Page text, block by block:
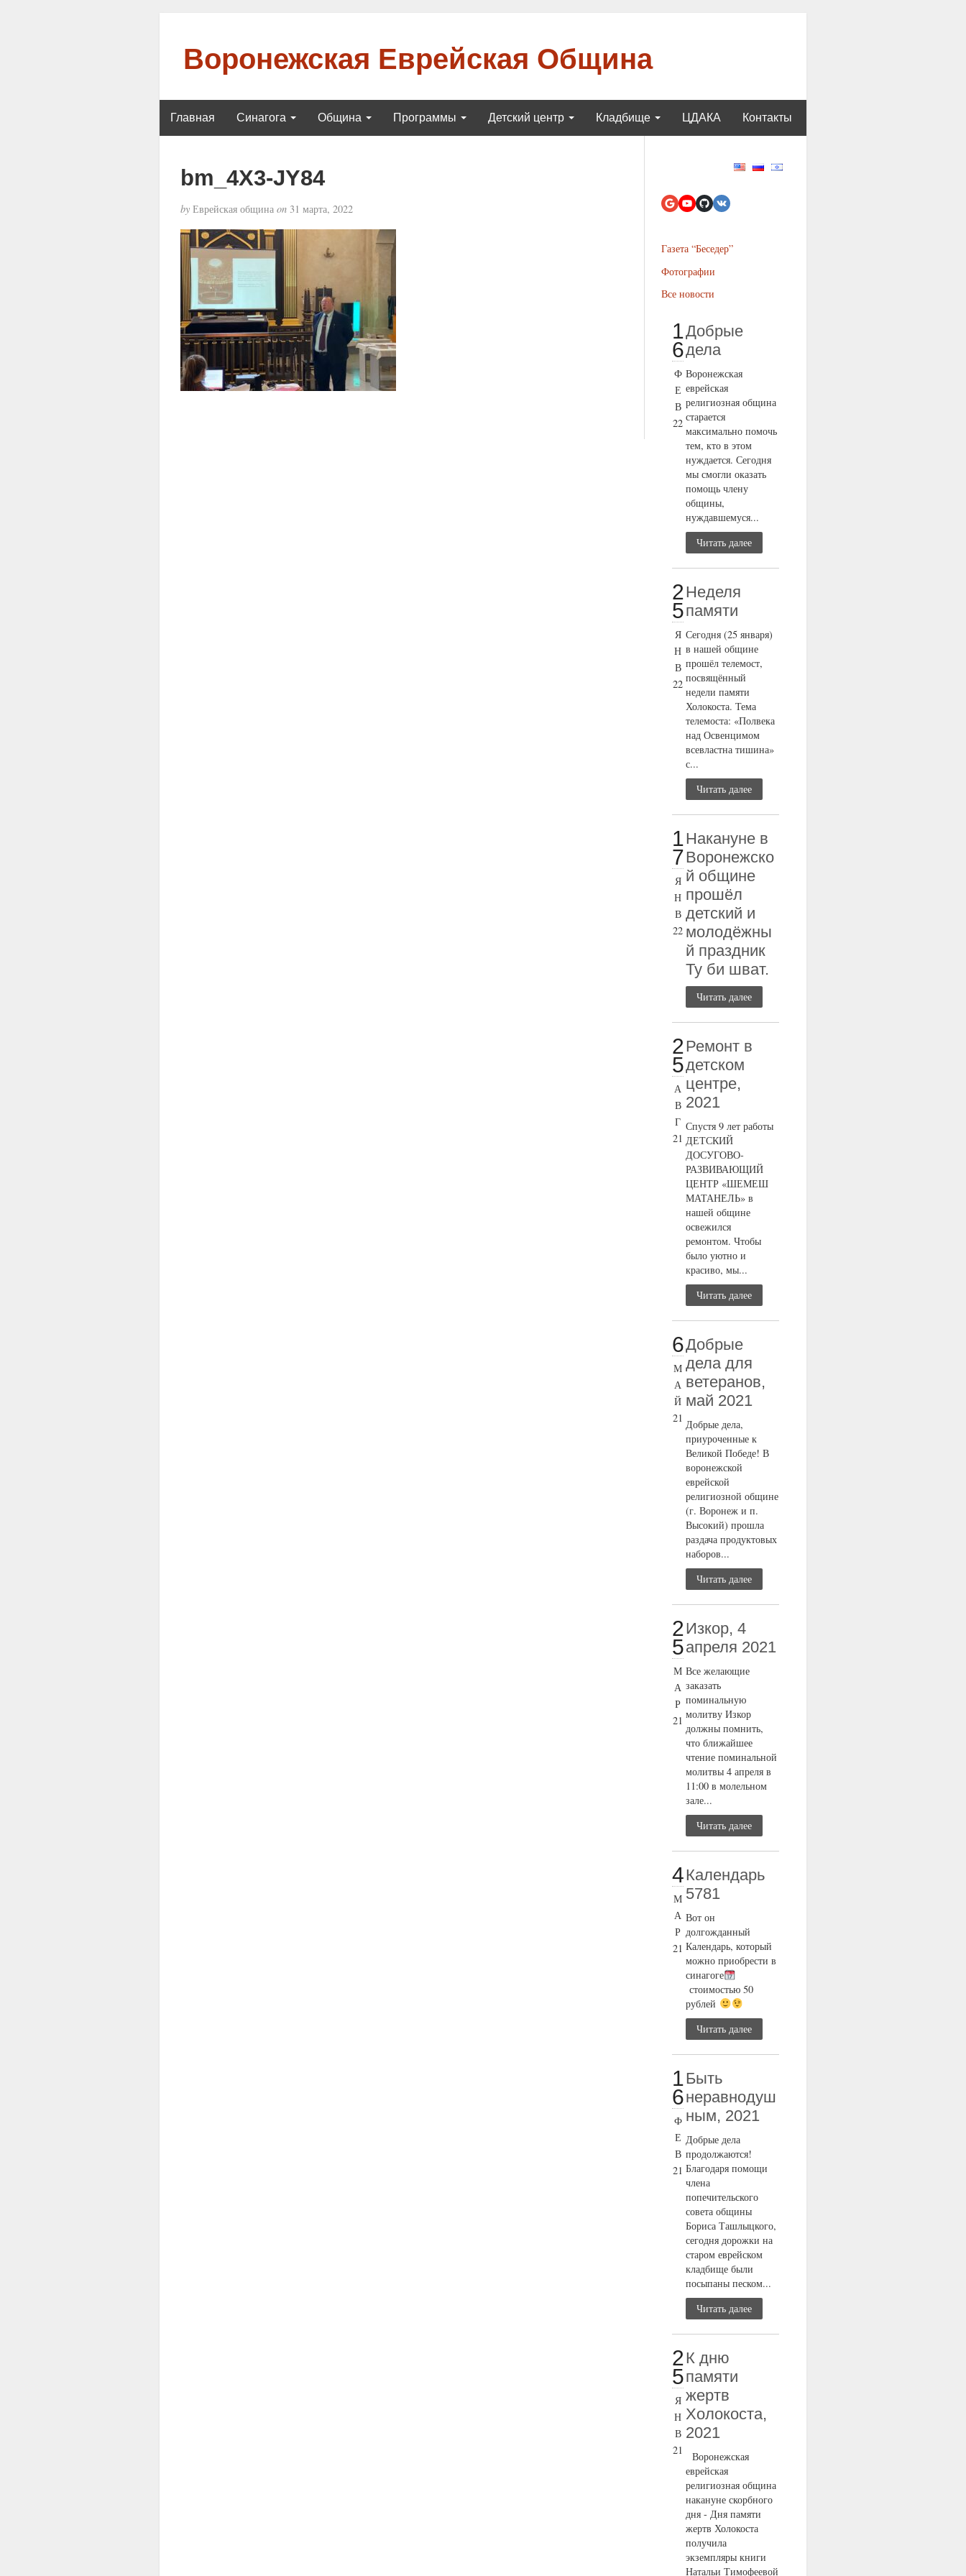
Воронежская Еврейская Община
Главная Синагога Община Программы Детский центр Кладбище ЦДАКА Контакты
bm_4X3-JY84
byЕврейская община on31 марта, 2022
Газета “Беседер”
Фотографии
Все новости
1
6
Ф
Е
В
22
Добрые
дела
Воронежская
еврейская
религиозная община
старается
максимально помочь
тем, кто в этом
нуждается. Сегодня
мы смогли оказать
помощь члену
общины,
нуждавшемуся...
Читать далее
2
5
Я
Н
В
22
Неделя
памяти
Сегодня (25 января)
в нашей общине
прошёл телемост,
посвящённый
недели памяти
Холокоста. Тема
телемоста: «Полвека
над Освенцимом
всевластна тишина»
с...
Читать далее
1
7
Я
Н
В
22
Накануне в
Воронежско
й общине
прошёл
детский и
молодёжны
й праздник
Ту би шват.
Читать далее
2
5
А
В
Г
21
Ремонт в
детском
центре,
2021
Спустя 9 лет работы
ДЕТСКИЙ
ДОСУГОВО-
РАЗВИВАЮЩИЙ
ЦЕНТР «ШЕМЕШ
МАТАНЕЛЬ» в
нашей общине
освежился
ремонтом. Чтобы
было уютно и
красиво, мы...
Читать далее
6
М
А
Й
21
Добрые
дела для
ветеранов,
май 2021
Добрые дела,
приуроченные к
Великой Победе! В
воронежской
еврейской
религиозной общине
(г. Воронеж и п.
Высокий) прошла
раздача продуктовых
наборов...
Читать далее
2
5
М
А
Р
21
Изкор, 4
апреля 2021
Все желающие
заказать
поминальную
молитву Изкор
должны помнить,
что ближайшее
чтение поминальной
молитвы 4 апреля в
11:00 в молельном
зале...
Читать далее
4
М
А
Р
21
Календарь
5781
Вот он
долгожданный
Календарь, который
можно приобрести в
синагоге
стоимостью 50
рублей
Читать далее
1
6
Ф
Е
В
21
Быть
неравнодуш
ным, 2021
Добрые дела
продолжаются!
Благодаря помощи
члена
попечительского
совета общины
Бориса Ташлыцкого,
сегодня дорожки на
старом еврейском
кладбище были
посыпаны песком...
Читать далее
2
5
Я
Н
В
21
К дню
памяти
жертв
Холокоста,
2021
Воронежская
еврейская
религиозная община
накануне скорбного
дня - Дня памяти
жертв Холокоста
получила
экземпляры книги
Натальи Тимофеевой